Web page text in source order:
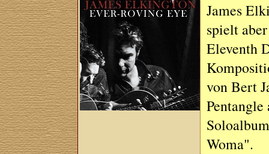
James
spielt
Eleventh
von Bert
Pentangle
Woma".